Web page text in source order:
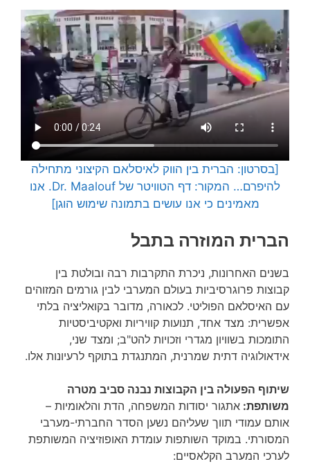
[בסרטון: הברית בין הווק לאיסלאם הקיצוני מתחילה
להיפרם… המקור: דף הטוויטר של Dr. Maalouf. אנו
מאמינים כי אנו עושים בתמונה שימוש הוגן]
הברית המוזרה בתבל
בשנים האחרונות, ניכרת התקרבות רבה ובולטת בין
קבוצות פרוגרסיביות בעולם המערבי לבין גורמים המזוהים
עם האיסלאם הפוליטי. לכאורה, מדובר בקואליציה בלתי
אפשרית: מצד אחד, תנועות קוויריות ואקטיביסטיות
התומכות בשוויון מגדרי וזכויות להט"ב; ומצד שני,
אידאולוגיה דתית שמרנית, המתנגדת בתוקף לרעיונות אלו.
שיתוף הפעולה בין הקבוצות נבנה סביב מטרה
משותפת: אתגור יסודות המשפחה, הדת והלאומיות –
אותם עמודי תווך שעליהם נשען הסדר החברתי-מערבי
המסורתי. במוקד השותפות עומדת האופוזיציה המשותפת
לערכי המערב הקלאסיים: